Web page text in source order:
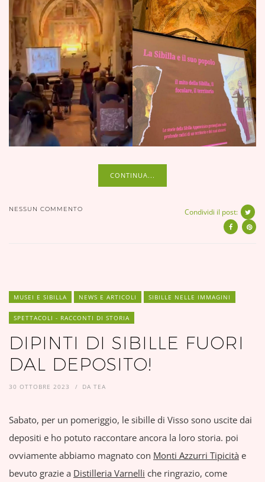
CONTINUA...
NESSUN COMMENTO Condividi il post:
MUSEI E SIBILLA NEWS E ARTICOLI SIBILLE NELLE IMMAGINI
SPETTACOLI - RACCONTI DI STORIA
DIPINTI DI SIBILLE FUORI
DAL DEPOSITO!
30 OTTOBRE 2023 DA TEA
Sabato, per un pomeriggio, le sibille di Visso sono uscite dai
depositi e ho potuto raccontare ancora la loro storia. poi
ovviamente abbiamo magnato con Monti Azzurri Tipicità e
bevuto grazie a Distilleria Varnelli che ringrazio, come